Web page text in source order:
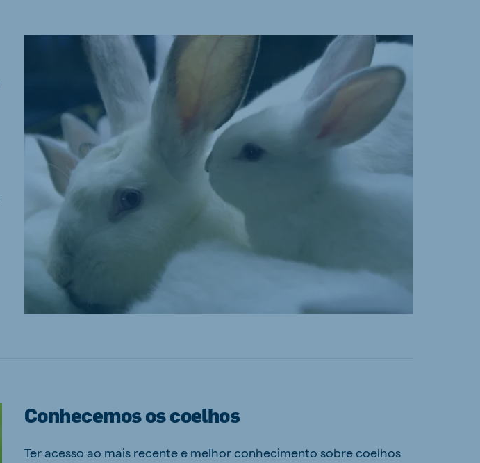
Conhecemos os coelhos
Ter acesso ao mais recente e melhor conhecimento sobre coelhos